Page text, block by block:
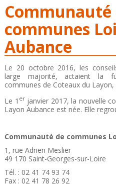
Communauté
communes
Aubance
Le 20 octobre 2016, les
large majorité, actaient la
communes de Coteaux du
Le 1 erjanvier 2017, la nouvelle
Layon Aubance est née. Elle
Communauté de communes
1, rue Adrien Meslier
49 170 Saint-Georges-sur-Loire
Tél. : 02 41 74 93 74
Fax : 02 41 78 26 92